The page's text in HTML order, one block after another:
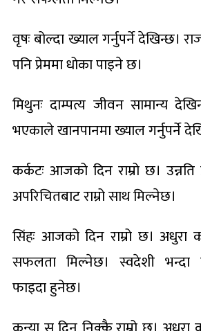
वृषः बोल्दा ख्याल गर्नुपर्ने देखिन्छ।
पनि प्रेममा धोका पाइने छ।
मिथुनः दाम्पत्य जीवन सामान्य
भएकाले खानपानमा ख्याल गर्नुपर्ने
कर्कटः आजको दिन राम्रो छ।
अपरिचितबाट राम्रो साथ मिल्नेछ।
सिंहः आजको दिन राम्रो छ। अधुरा
सफलता मिल्नेछ। स्वदेशी भन्दा
फाइदा हुनेछ।